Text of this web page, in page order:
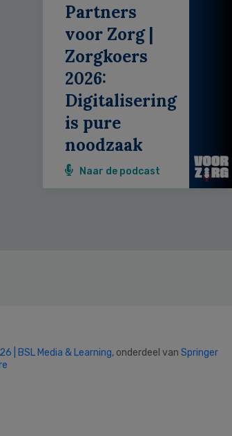
Partners
voor Zorg |
Zorgkoers
2026:
Digitalisering
is pure
noodzaak
Naar de podcast
| BSL Media & Learning, onderdeel van Springer